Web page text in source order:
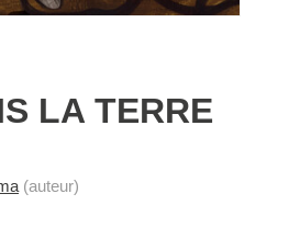
LA TERRE
(auteur)